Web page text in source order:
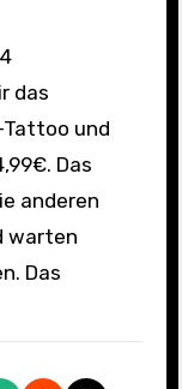
das
und
Das
anderen
warten
Das